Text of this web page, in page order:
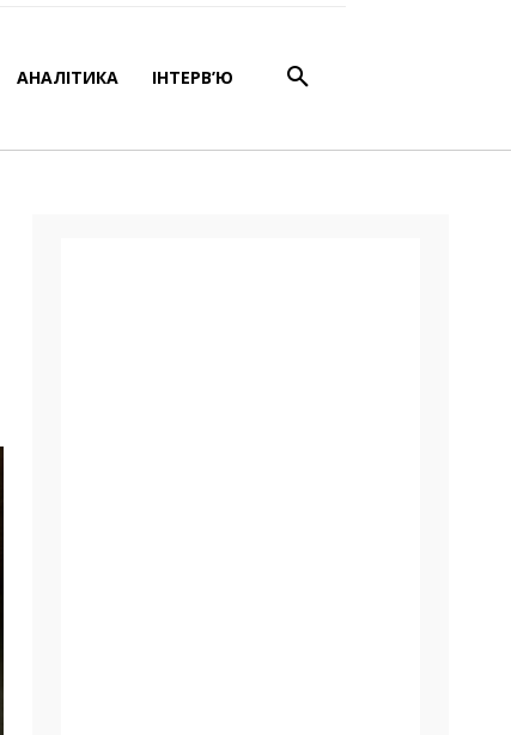
АНАЛІТИКА ІНТЕРВ’Ю